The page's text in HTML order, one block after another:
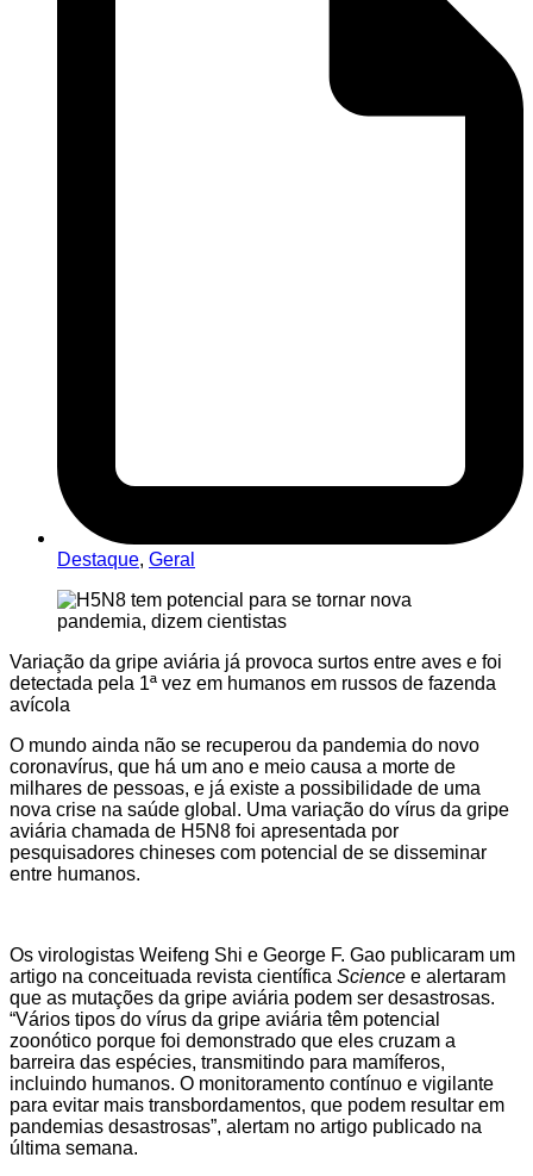
Destaque, Geral
Variação da gripe aviária já provoca surtos entre aves e foi
detectada pela 1ª vez em humanos em russos de fazenda
avícola
O mundo ainda não se recuperou da pandemia do novo
coronavírus, que há um ano e meio causa a morte de
milhares de pessoas, e já existe a possibilidade de uma
nova crise na saúde global. Uma variação do vírus da gripe
aviária chamada de H5N8 foi apresentada por
pesquisadores chineses com potencial de se disseminar
entre humanos.
Os virologistas Weifeng Shi e George F. Gao publicaram um
artigo na conceituada revista científica Science e alertaram
que as mutações da gripe aviária podem ser desastrosas.
“Vários tipos do vírus da gripe aviária têm potencial
zoonótico porque foi demonstrado que eles cruzam a
barreira das espécies, transmitindo para mamíferos,
incluindo humanos. O monitoramento contínuo e vigilante
para evitar mais transbordamentos, que podem resultar em
pandemias desastrosas”, alertam no artigo publicado na
última semana.